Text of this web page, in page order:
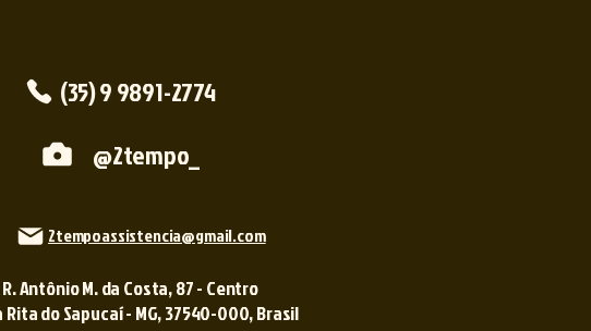
(35) 9 9891-2774
@2tempo_
2tempoassistencia@gmail.com
R. Antônio M. da Costa, 87 - Centro
Rita do Sapucaí - MG, 37540-000, Brasil